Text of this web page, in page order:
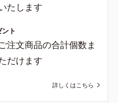
たします
ト
注文商品の合計個数ま
だけます
詳しくはこちら